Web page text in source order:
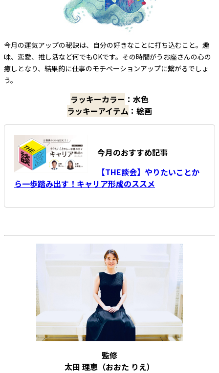
今月の運気アップの秘訣は、自分の好きなことに打ち込むこと。趣
味、恋愛、推し活など何でもOKです。その時間がうお座さんの心の
癒しとなり、結果的に仕事のモチベーションアップに繋がるでしょ
う。
ラッキーカラー ：水色
ラッキーアイテム ：絵画
今月のおすすめ記事
【THE談会】やりたいことか
ら一歩踏み出す！キャリア形成のススメ
監修
太田 理恵 （おおた りえ）